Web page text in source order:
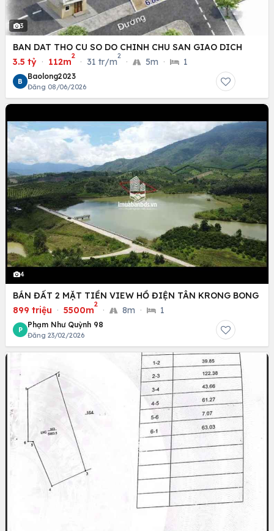
3
BAN DAT THO CU SO DO CHINH CHU SAN GIAO DICH
3.5 tỷ · 112m
2
· 31 tr/m
2
· 5m · 1
B
Baolong2023
Đăng 08/06/2026
4
BÁN ĐẤT 2 MẶT TIỀN VIEW HỒ ĐIỆN TÂN KRONG BONG
899 triệu · 5500m
2
· 8m · 1
P
Phạm Như Quỳnh 98
Đăng 23/02/2026